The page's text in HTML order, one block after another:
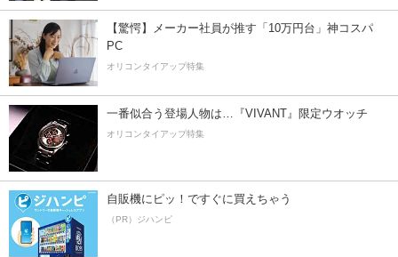
【驚愕】メーカー社員が推す「10万円台」神コスパ
PC
オリコンタイアップ特集
一番似合う登場人物は…『VIVANT』限定ウオッチ
オリコンタイアップ特集
自販機にピッ！ですぐに買えちゃう
（PR）ジハンピ